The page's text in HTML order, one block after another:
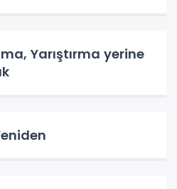
Yarıştırma yerine